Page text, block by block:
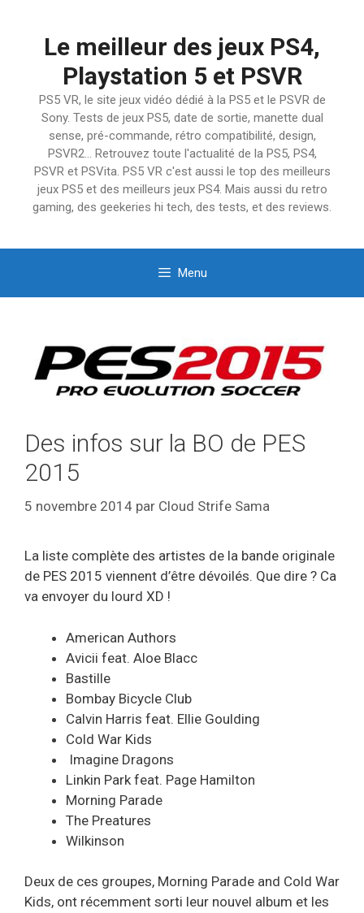
Le meilleur des jeux PS4,
Playstation 5 et PSVR
PS5 VR, le site jeux vidéo dédié à la PS5 et le PSVR de
Sony. Tests de jeux PS5, date de sortie, manette dual
sense, pré-commande, rétro compatibilité, design,
PSVR2… Retrouvez toute l'actualité de la PS5, PS4,
PSVR et PSVita. PS5 VR c'est aussi le top des meilleurs
jeux PS5 et des meilleurs jeux PS4. Mais aussi du retro
gaming, des geekeries hi tech, des tests, et des reviews.
Menu
Des infos sur la BO de PES
2015
5 novembre 2014 par Cloud Strife Sama
La liste complète des artistes de la bande originale
de PES 2015 viennent d’être dévoilés. Que dire ? Ca
va envoyer du lourd XD !
American Authors
Avicii feat. Aloe Blacc
Bastille
Bombay Bicycle Club
Calvin Harris feat. Ellie Goulding
Cold War Kids
Imagine Dragons
Linkin Park feat. Page Hamilton
Morning Parade
The Preatures
Wilkinson
Deux de ces groupes, Morning Parade and Cold War
Kids, ont récemment sorti leur nouvel album et les